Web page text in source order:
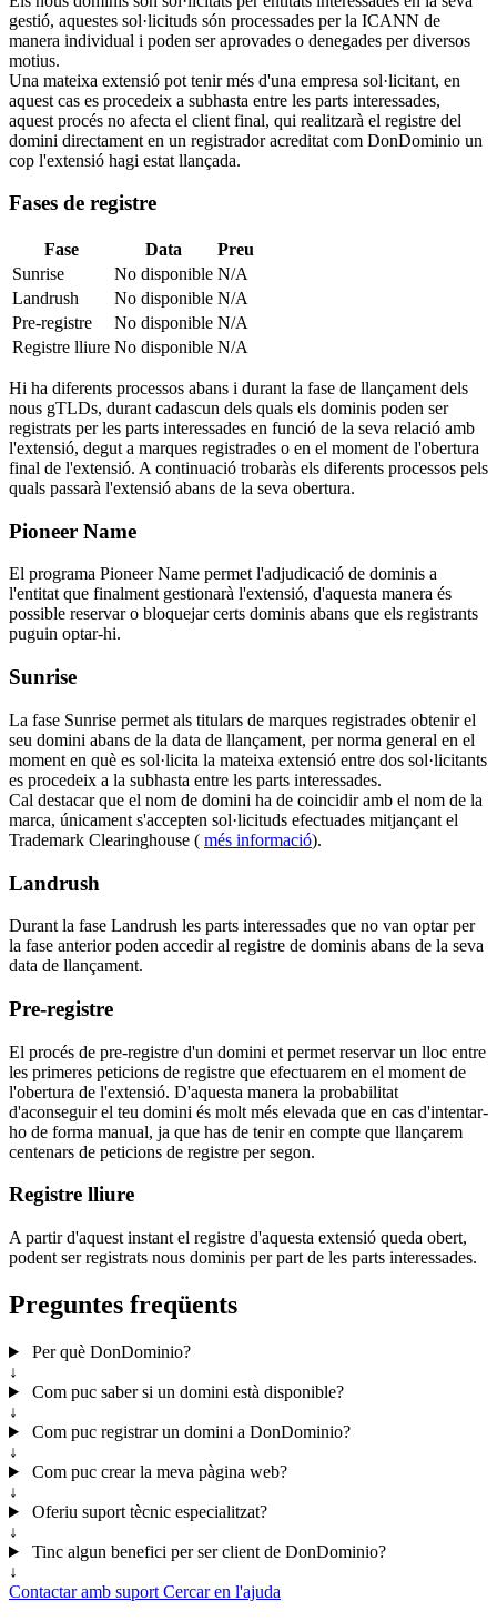
gestió, aquestes sol·licituds són processades per la ICANN de
manera individual i poden ser aprovades o denegades per diversos
motius.
Una mateixa extensió pot tenir més d'una empresa sol·licitant, en
aquest cas es procedeix a subhasta entre les parts interessades,
aquest procés no afecta el client final, qui realitzarà el registre del
domini directament en un registrador acreditat com DonDominio un
cop l'extensió hagi estat llançada.
Fases de registre
Fase Data
Preu
Sunrise
No disponible N/A
Landrush
No disponible N/A
Pre-registre
No disponible N/A
Registre lliure No disponible N/A
Hi ha diferents processos abans i durant la fase de llançament dels
nous gTLDs, durant cadascun dels quals els dominis poden ser
registrats per les parts interessades en funció de la seva relació amb
l'extensió, degut a marques registrades o en el moment de l'obertura
final de l'extensió. A continuació trobaràs els diferents processos pels
quals passarà l'extensió abans de la seva obertura.
Pioneer Name
El programa Pioneer Name permet l'adjudicació de dominis a
l'entitat que finalment gestionarà l'extensió, d'aquesta manera és
possible reservar o bloquejar certs dominis abans que els registrants
puguin optar-hi.
Sunrise
La fase Sunrise permet als titulars de marques registrades obtenir el
seu domini abans de la data de llançament, per norma general en el
moment en què es sol·licita la mateixa extensió entre dos sol·licitants
es procedeix a la subhasta entre les parts interessades.
Cal destacar que el nom de domini ha de coincidir amb el nom de la
marca, únicament s'accepten sol·licituds efectuades mitjançant el
Trademark Clearinghouse ( més informació).
Landrush
Durant la fase Landrush les parts interessades que no van optar per
la fase anterior poden accedir al registre de dominis abans de la seva
data de llançament.
Pre-registre
El procés de pre-registre d'un domini et permet reservar un lloc entre
les primeres peticions de registre que efectuarem en el moment de
l'obertura de l'extensió. D'aquesta manera la probabilitat
d'aconseguir el teu domini és molt més elevada que en cas d'intentar-
ho de forma manual, ja que has de tenir en compte que llançarem
centenars de peticions de registre per segon.
Registre lliure
A partir d'aquest instant el registre d'aquesta extensió queda obert,
podent ser registrats nous dominis per part de les parts interessades.
Preguntes freqüents
Per què DonDominio?
↓
Com puc saber si un domini està disponible?
↓
Com puc registrar un domini a DonDominio?
↓
Com puc crear la meva pàgina web?
↓
Oferiu suport tècnic especialitzat?
↓
Tinc algun benefici per ser client de DonDominio?
↓
Contactar amb suport Cercar en l'ajuda